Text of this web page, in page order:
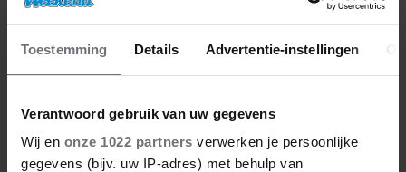
Toestemming Details Advertentie-instellingen
Verantwoord gebruik van uw gegevens
Wij en onze 1022 partners verwerken je persoonlijke
gegevens (bijv. uw IP-adres) met behulp van